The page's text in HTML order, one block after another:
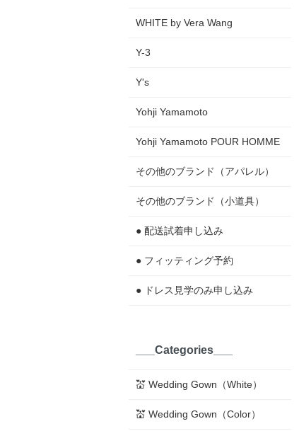
WHITE by Vera Wang
Y-3
Y's
Yohji Yamamoto
Yohji Yamamoto POUR HOMME
その他のブランド（アパレル）
その他のブランド（小道具）
● 配送試着申し込み
● フィッティング予約
● ドレス見学のみ申し込み
___Categories___
💒 Wedding Gown（White）
💒 Wedding Gown（Color）